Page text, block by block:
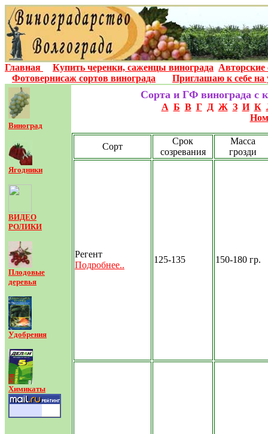
Главная Купить черенки, саженцы винограда Авторские
Фотовернисаж сортов винограда
Приглашаю к себе на
Виноград
Ягодники
ВИДЕО
РОЛИКИ
Плодовые
деревья
Удобрения
Химикаты
Сорта и ГФ винограда с
А Б В Г Д Ж З И К
Сорт
Срок
созревания
Масса
грозди
Регент
Подробнее..
125-135 150-180 гр.